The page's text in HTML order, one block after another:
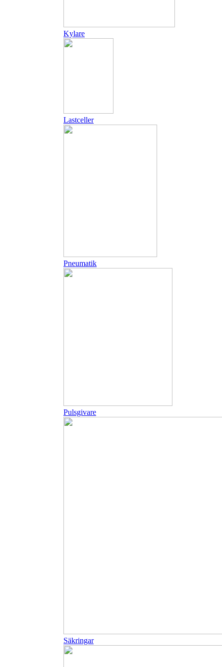
Kylare
Lastceller
Pneumatik
Pulsgivare
Säkringar